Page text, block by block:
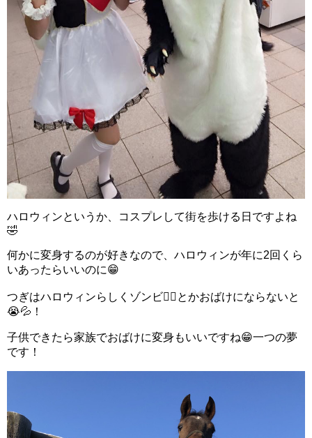
ハロウィンというか、コスプレして街を歩ける日ですよね
🤣
何かに変身するのが好きなので、ハロウィンが年に2回くら
いあったらいいのに😁
つぎはハロウィンらしくゾンビ🧟‍♀️とかおばけにならないと
😭💦！
子供できたら家族でおばけに変身もいいですね😁一つの夢
です！